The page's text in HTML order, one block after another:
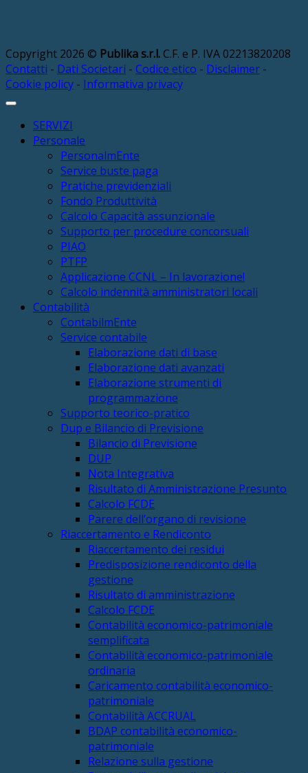
Copyright 2026 © Publika s.r.l. C.F. e P. IVA 02213820208
Contatti - Dati Societari - Codice etico - Disclaimer -
Cookie policy - Informativa privacy
SERVIZI
Personale
PersonalmEnte
Service buste paga
Pratiche previdenziali
Fondo Produttività
Calcolo Capacità assunzionale
Supporto per procedure concorsuali
PIAO
PTFP
Applicazione CCNL – In lavorazione!
Calcolo indennità amministratori locali
Contabilità
ContabilmEnte
Service contabile
Elaborazione dati di base
Elaborazione dati avanzati
Elaborazione strumenti di
programmazione
Supporto teorico-pratico
Dup e Bilancio di Previsione
Bilancio di Previsione
DUP
Nota Integrativa
Risultato di Amministrazione Presunto
Calcolo FCDE
Parere dell’organo di revisione
Riaccertamento e Rendiconto
Riaccertamento dei residui
Predisposizione rendiconto della
gestione
Risultato di amministrazione
Calcolo FCDE
Contabilità economico-patrimoniale
semplificata
Contabilità economico-patrimoniale
ordinaria
Caricamento contabilità economico-
patrimoniale
Contabilità ACCRUAL
BDAP contabilità economico-
patrimoniale
Relazione sulla gestione